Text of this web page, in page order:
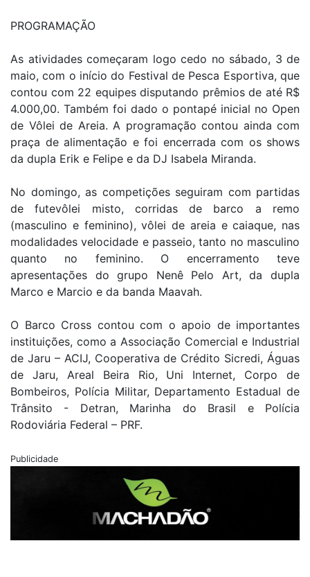
PROGRAMAÇÃO
As atividades começaram logo cedo no sábado, 3 de
maio, com o início do Festival de Pesca Esportiva, que
contou com 22 equipes disputando prêmios de até R$
4.000,00. Também foi dado o pontapé inicial no Open
de Vôlei de Areia. A programação contou ainda com
praça de alimentação e foi encerrada com os shows
da dupla Erik e Felipe e da DJ Isabela Miranda.
No domingo, as competições seguiram com partidas
de futevôlei misto, corridas de barco a remo
(masculino e feminino), vôlei de areia e caiaque, nas
modalidades velocidade e passeio, tanto no masculino
quanto no feminino. O encerramento teve
apresentações do grupo Nenê Pelo Art, da dupla
Marco e Marcio e da banda Maavah.
O Barco Cross contou com o apoio de importantes
instituições, como a Associação Comercial e Industrial
de Jaru – ACIJ, Cooperativa de Crédito Sicredi, Águas
de Jaru, Areal Beira Rio, Uni Internet, Corpo de
Bombeiros, Polícia Militar, Departamento Estadual de
Trânsito - Detran, Marinha do Brasil e Polícia
Rodoviária Federal – PRF.
Publicidade